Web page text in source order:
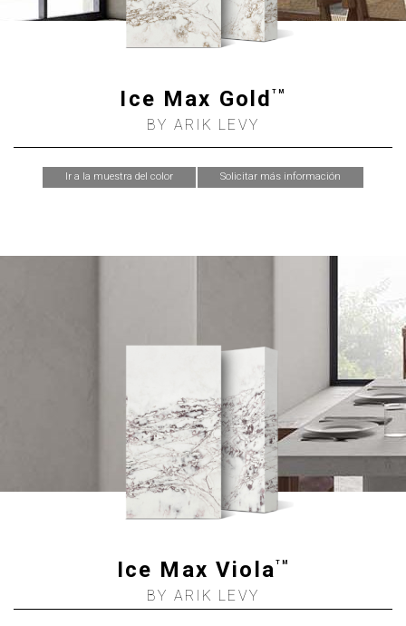
Ice Max Gold TM
BY ARIK LEVY
Ir a la muestra del color Solicitar más información
Ice Max Viola TM
BY ARIK LEVY